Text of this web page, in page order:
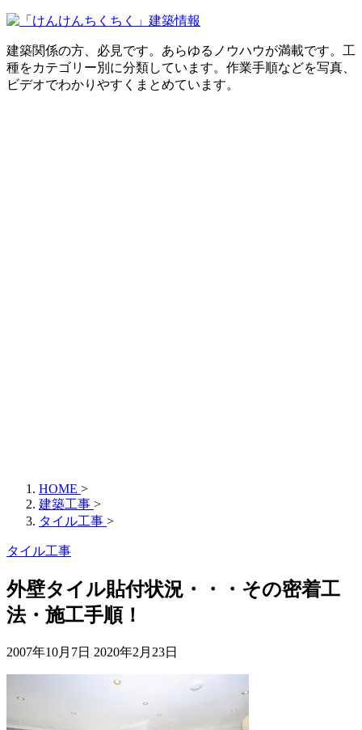
建築関係の方、必見です。あらゆるノウハウが満載です。工
種をカテゴリー別に分類しています。作業手順などを写真、
ビデオでわかりやすくまとめています。
HOME >
建築工事 >
タイル工事 >
タイル工事
外壁タイル貼付状況・・・その密着工
法・施工手順！
2007年10月7日 2020年2月23日